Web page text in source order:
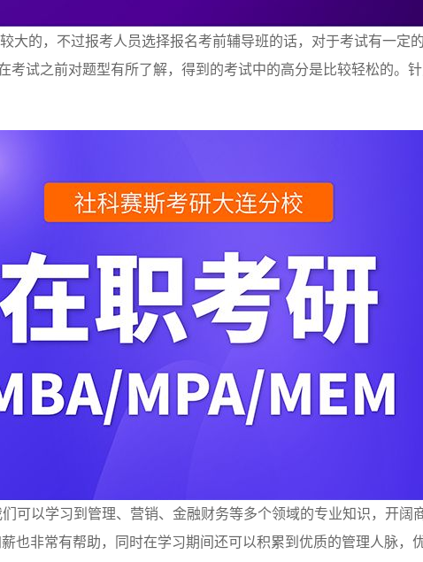
大的，不过报考人员选择报名考前辅导班的话，对于考试有一定
考试之前对题型有所了解，得到的考试中的高分是比较轻松的。
可以学习到管理、营销、金融财务等多个领域的专业知识，开阔
也非常有帮助，同时在学习期间还可以积累到优质的管理人脉，